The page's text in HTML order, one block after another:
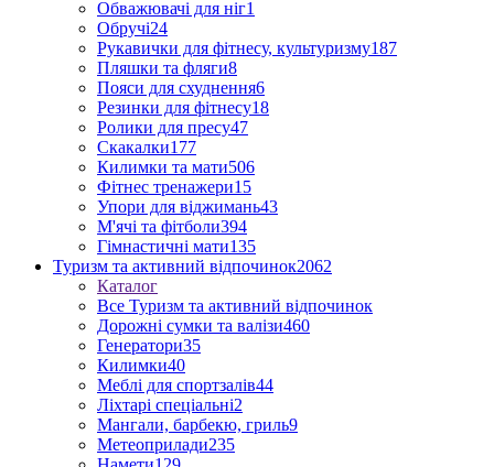
Обважювачі для ніг1
Обручі24
Рукавички для фітнесу, культуризму187
Пляшки та фляги8
Пояси для схуднення6
Резинки для фітнесу18
Ролики для пресу47
Скакалки177
Килимки та мати506
Фітнес тренажери15
Упори для віджимань43
М'ячі та фітболи394
Гімнастичні мати135
Туризм та активний відпочинок2062
Каталог
Все Туризм та активний відпочинок
Дорожні сумки та валізи460
Генератори35
Килимки40
Меблі для спортзалів44
Ліхтарі спеціальні2
Мангали, барбекю, гриль9
Метеоприлади235